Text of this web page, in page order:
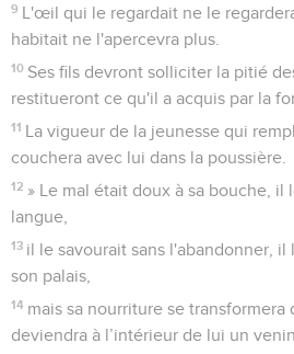
9 L'œil qui le regardait ne le
habitait ne l'apercevra plus.
10 Ses fils devront solliciter la pitié
restitueront ce qu'il a acquis par la
11 La vigueur de la jeunesse qui
couchera avec lui dans la poussière.
12 » Le mal était doux à sa bouche, il
langue,
13 il le savourait sans l'abandonner,
son palais,
14 mais sa nourriture se transformera
deviendra à l’intérieur de lui un